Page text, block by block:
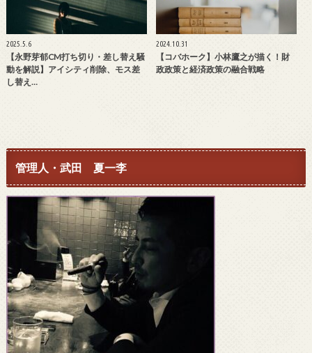
2025.5.6
【永野芽郁CM打ち切り・差し替え騒
動を解説】アイシティ削除、モス差
し替え…
2024.10.31
【コバホーク】小林鷹之が描く！財
政政策と経済政策の融合戦略
管理人・武田 夏一李